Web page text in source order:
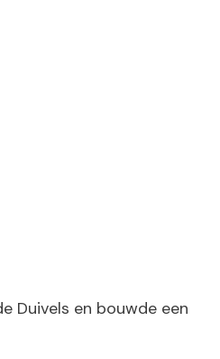
Duivels en bouwde een